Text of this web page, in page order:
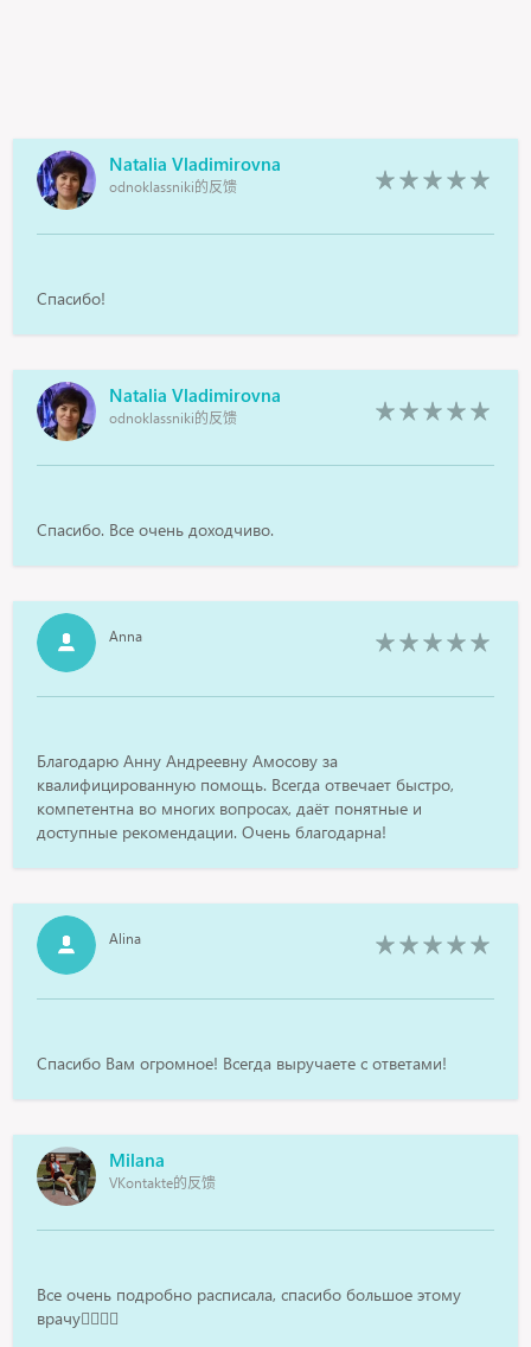
Natalia Vladimirovna
odnoklassniki的反馈
Спасибо!
Natalia Vladimirovna
odnoklassniki的反馈
Спасибо. Все очень доходчиво.
Anna
Благодарю Анну Андреевну Амосову за
квалифицированную помощь. Всегда отвечает быстро,
компетентна во многих вопросах, даёт понятные и
доступные рекомендации. Очень благодарна!
Alina
Спасибо Вам огромное! Всегда выручаете с ответами!
Milana
VKontakte的反馈
Все очень подробно расписала, спасибо большое этому
врачу👍🏻👍🏻